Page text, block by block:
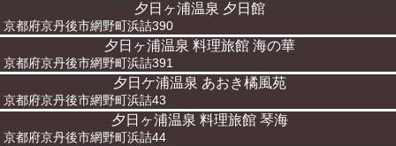
夕日ヶ浦温泉 夕日館
京都府京丹後市網野町浜詰390
夕日ヶ浦温泉 料理旅館 海の華
京都府京丹後市網野町浜詰391
夕日ケ浦温泉 あおき橘風苑
京都府京丹後市網野町浜詰43
夕日ヶ浦温泉 料理旅館 琴海
京都府京丹後市網野町浜詰44